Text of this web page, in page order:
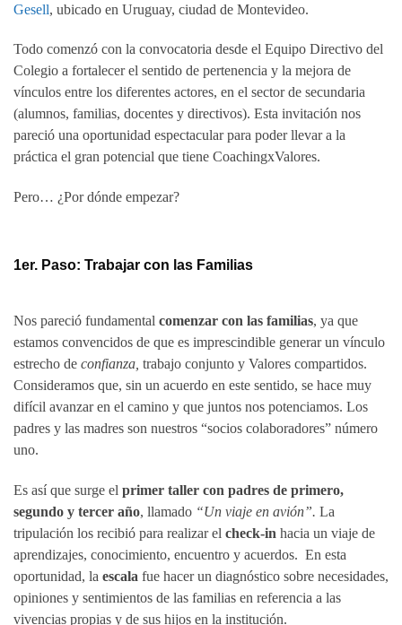
Gesell, ubicado en Uruguay, ciudad de Montevideo.
Todo comenzó con la convocatoria desde el Equipo Directivo del
Colegio a fortalecer el sentido de pertenencia y la mejora de
vínculos entre los diferentes actores, en el sector de secundaria
(alumnos, familias, docentes y directivos). Esta invitación nos
pareció una oportunidad espectacular para poder llevar a la
práctica el gran potencial que tiene CoachingxValores.
Pero… ¿Por dónde empezar?
1er. Paso: Trabajar con las Familias
Nos pareció fundamental comenzar con las familias, ya que
estamos convencidos de que es imprescindible generar un vínculo
estrecho de confianza, trabajo conjunto y Valores compartidos.
Consideramos que, sin un acuerdo en este sentido, se hace muy
difícil avanzar en el camino y que juntos nos potenciamos. Los
padres y las madres son nuestros “socios colaboradores” número
uno.
Es así que surge el primer taller con padres de primero,
segundo y tercer año, llamado “Un viaje en avión”. La
tripulación los recibió para realizar el check-in hacia un viaje de
aprendizajes, conocimiento, encuentro y acuerdos. En esta
oportunidad, la escala fue hacer un diagnóstico sobre necesidades,
opiniones y sentimientos de las familias en referencia a las
vivencias propias y de sus hijos en la institución.